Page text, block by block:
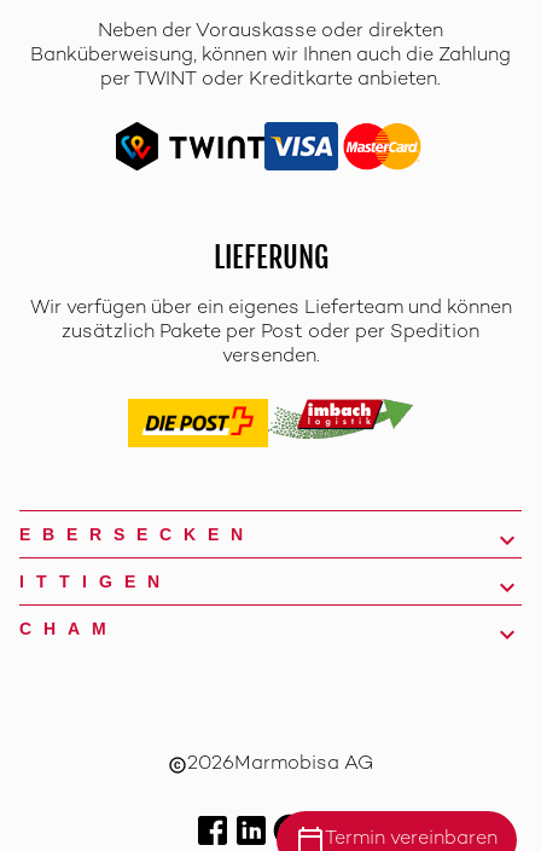
Neben der Vorauskasse oder direkten
Banküberweisung, können wir Ihnen auch die Zahlung
per TWINT oder Kreditkarte anbieten.
LIEFERUNG
Wir verfügen über ein eigenes Lieferteam und können
zusätzlich Pakete per Post oder per Spedition
versenden.
calendar_today Termin vereinbaren
EBERSECKEN
ITTIGEN
CHAM
copyright2026Marmobisa AG